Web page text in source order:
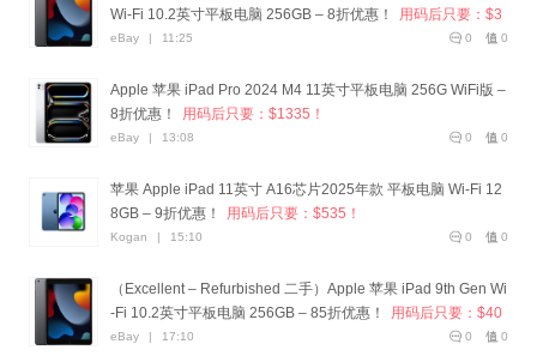
Wi-Fi 10.2英寸平板电脑 256GB – 8折优惠！
用码后只要：$3
42！
0
0
eBay | 11:25
Apple 苹果 iPad Pro 2024 M4 11英寸平板电脑 256G WiFi版 –
8折优惠！
用码后只要：$1335！
0
0
eBay | 13:08
苹果 Apple iPad 11英寸 A16芯片2025年款 平板电脑 Wi-Fi 12
8GB – 9折优惠！
用码后只要：$535！
0
0
Kogan | 15:10
（Excellent – Refurbished 二手）Apple 苹果 iPad 9th Gen Wi
-Fi 10.2英寸平板电脑 256GB – 85折优惠！
用码后只要：$40
7！
0
0
eBay | 17:10